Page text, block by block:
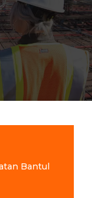
Bantul